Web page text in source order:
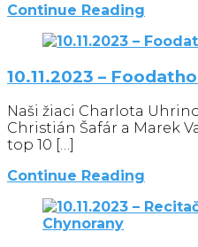
Continue Reading
10.11.2023 –
Naši žiaci Charlota
Christián Šafár a Marek
top 10 […]
Continue Reading